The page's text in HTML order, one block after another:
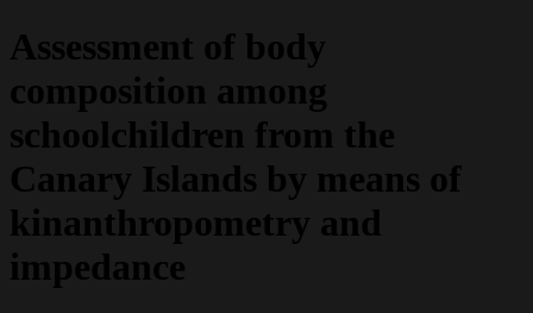
Assessment of body
composition among
schoolchildren from the
Canary Islands by means of
kinanthropometry and
impedance